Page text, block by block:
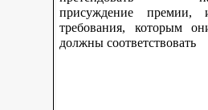
присуждение премии,
требования, которым
должны соответствовать